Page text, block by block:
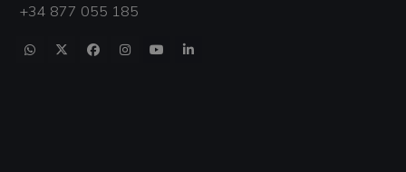
+34 877 055 185